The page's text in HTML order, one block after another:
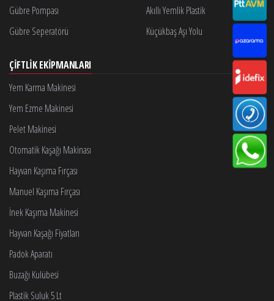
Gübre Pompası
Gübre Seperatörü
Akıllı Yemlik Plastik
Küçükbaş Aşı Yolu
ÇIFTLIK EKIPMANLARI
Yem Karma Makinesi
Yem Ezme Makinesi
Pelet Makinesi
Otomatik Kaşağı Makinası
Hayvan Kaşıma Fırçası
Manuel Kaşıma Fırçası
İnek Kaşıma Makinesi
Hayvan Kaşağı Fiyatları
Padok Aparatı
Buzağı Kulübesi
Plastik Suluk 5 Lt